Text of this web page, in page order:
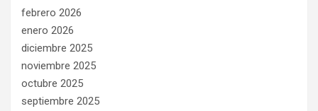
febrero 2026
enero 2026
diciembre 2025
noviembre 2025
octubre 2025
septiembre 2025